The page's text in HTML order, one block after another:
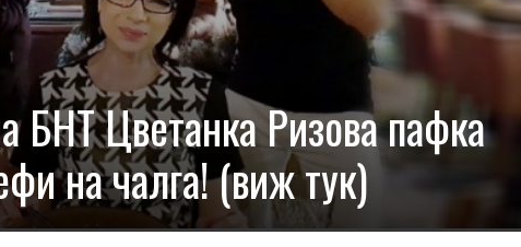
БНТ Цветанка Ризова пафка
на чалга! (виж тук)